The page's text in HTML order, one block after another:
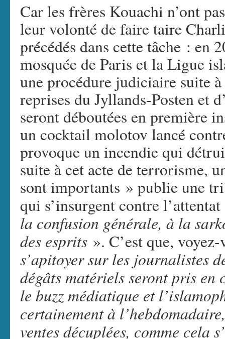
Car les frères Kouachi n’ont
leur volonté de faire taire
précédés dans cette tâche : en
mosquée de Paris et la Ligue
une procédure judiciaire suite
reprises du Jyllands-Posten et
seront déboutées en première
un cocktail molotov lancé
provoque un incendie qui
suite à cet acte de terrorisme,
sont importants » publie une
qui s’insurgent contre
la confusion générale, à la
des esprits ». C’est que,
s’apitoyer sur les journalistes
dégâts matériels seront pris en
le buzz médiatique et
certainement à
ventes décuplées, comme cela